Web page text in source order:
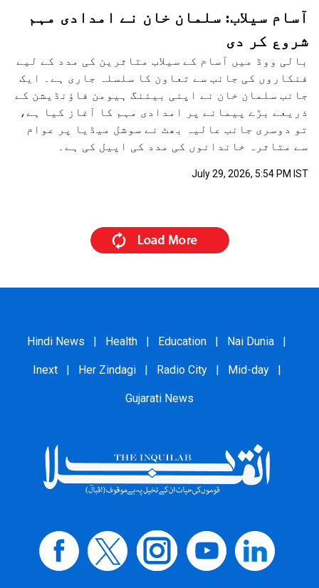
آسام سیلاب: سلمان خان نے امدادی مہم
شروع کر دی
بالی ووڈ میں آسام کے سیلاب متاثرین کی مدد کے لیے
فنکاروں کی جانب سے تعاون کا سلسلہ جاری ہے۔ ایک
جانب سلمان خان نے اپنی بیئنگ ہیومن فاؤنڈیشن کے
ذریعے بڑے پیمانے پر امدادی مہم کا آغاز کیا ہے،
تو دوسری جانب عالیہ بھٹ نے سوشل میڈیا پر عوام
سے متاثرہ خاندانوں کی مدد کی اپیل کی ہے۔
July 29, 2026, 5:54 PM IST
Hindi News Health Education Nai Dunia
Inext Her Zindagi Radio City Mid-day
Gujarati News